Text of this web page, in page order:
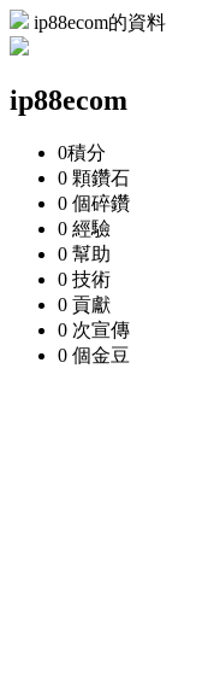
ip88ecom的資料
ip88ecom
0積分
0 顆鑽石
0 個碎鑽
0 經驗
0 幫助
0 技術
0 貢獻
0 次宣傳
0 個金豆